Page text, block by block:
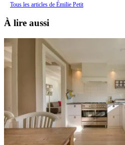
Tous les articles de Émilie Petit
À lire aussi